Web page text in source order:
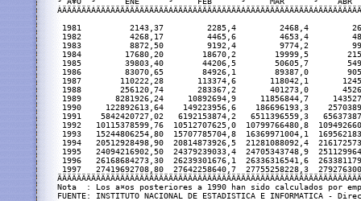
1981          2143,37         2285,4         2468,4
1982          4268,17         4465,6         4653,4
1983          8872,50         9192,4         9774,2
1984         17680,20        18670,2        19999,5
1985         39803,40        44206,5        50605,7
1986         83070,65        84926,1        89387,0
1987        110222,28       113374,6       118042,1
1988        256120,74       283367,2       401273,0
1989       8281926,24     10892694,9     11856844,7
1990     122892613,64    149223956,6    186696193,3
1991    5842420727,02   6192153874,2   6511396559,3
1992   10115378599,76  10512707625,0  10799766480,8
1993   15244806254,80  15707785704,8  16369971004,1
1994   20512928498,90  20814873926,5  21281088092,4
1995   24094216902,50  24379239033,4  24705343748,9
1996   26168684273,30  26239301676,1  26336316541,6
1997   27419692708,80  27642258640,7  27755258228,3
Nota  : Los a¤os posteriores a 1990 han sido calculados por
FUENTE: INSTITUTO NACIONAL DE ESTADISTICA E INFORMATICA